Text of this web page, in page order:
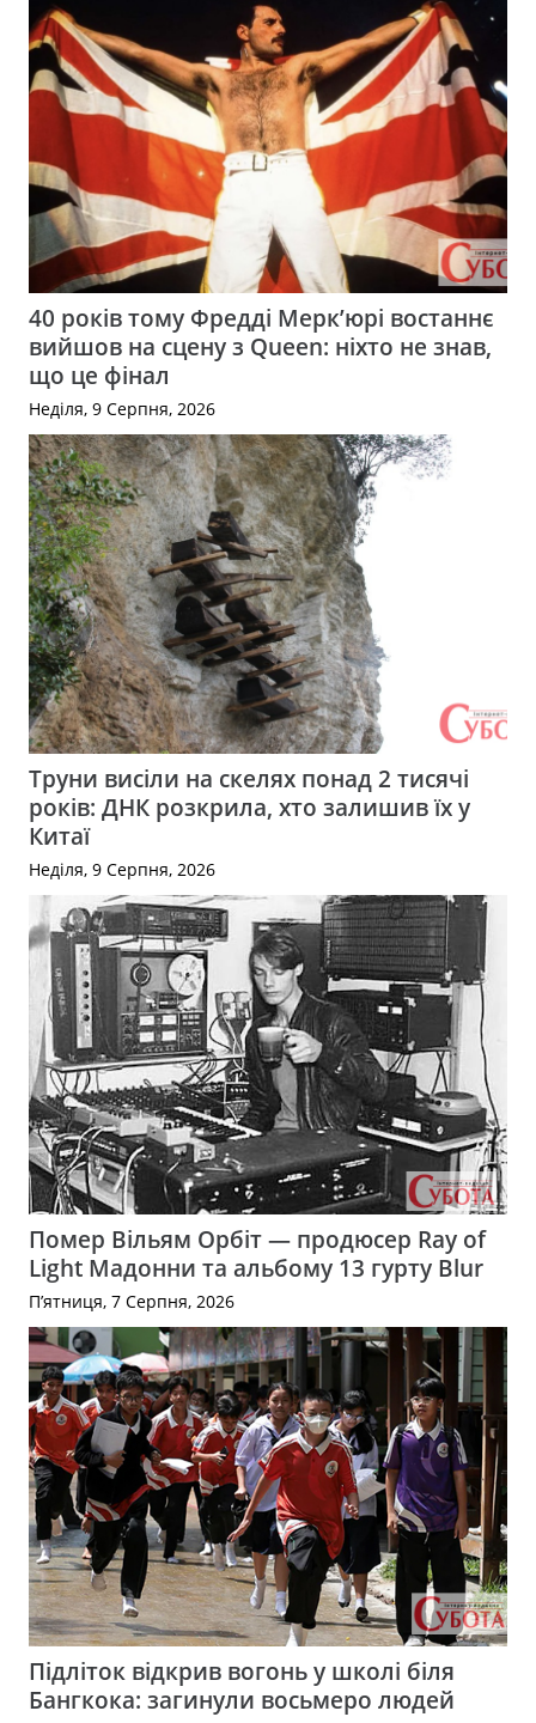
40 років тому Фредді Мерк’юрі востаннє
вийшов на сцену з Queen: ніхто не знав,
що це фінал
Неділя, 9 Серпня, 2026
Труни висіли на скелях понад 2 тисячі
років: ДНК розкрила, хто залишив їх у
Китаї
Неділя, 9 Серпня, 2026
Помер Вільям Орбіт — продюсер Ray of
Light Мадонни та альбому 13 гурту Blur
П’ятниця, 7 Серпня, 2026
Підліток відкрив вогонь у школі біля
Бангкока: загинули восьмеро людей